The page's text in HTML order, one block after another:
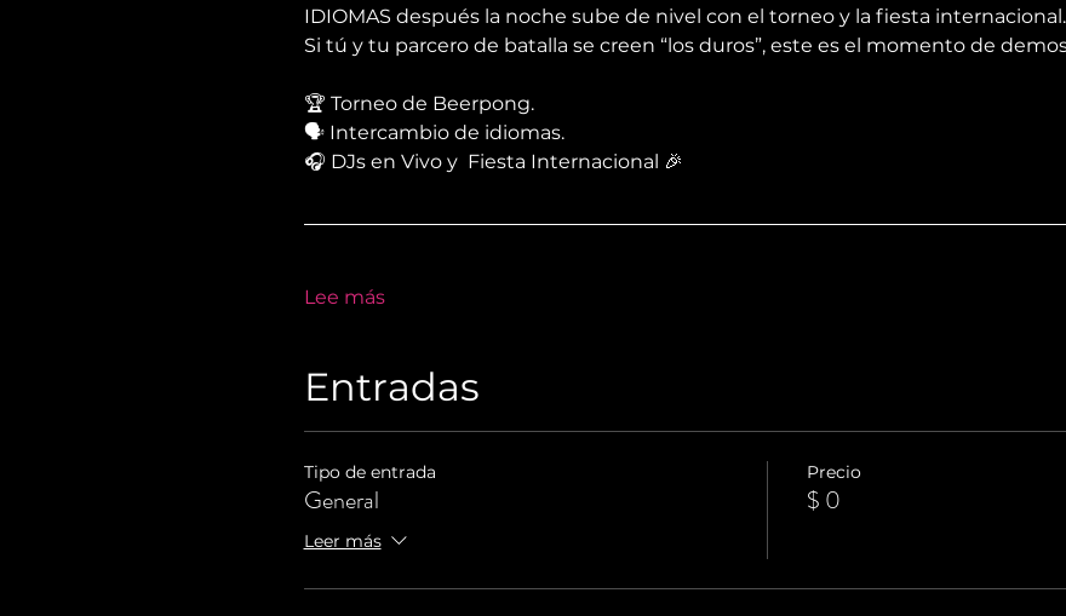
IDIOMAS después la noche sube de nivel con el torneo y la fiesta internacional.
Si tú y tu parcero de batalla se creen “los duros”, este es el momento de
🏆 Torneo de Beerpong.
🗣 Intercambio de idiomas.
🎧 DJs en Vivo y  Fiesta Internacional 🎉
Lee más
Entradas
Tipo de entrada
General
Leer más
Precio
$ 0